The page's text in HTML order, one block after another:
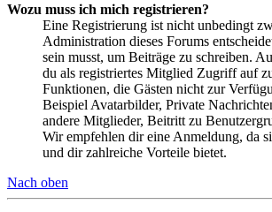
Wozu muss ich mich registrieren?
Eine Registrierung ist nicht unbedingt
Administration dieses Forums
sein musst, um Beiträge zu schreiben.
du als registriertes Mitglied Zugriff auf
Funktionen, die Gästen nicht zur
Beispiel Avatarbilder, Private
andere Mitglieder, Beitritt zu
Wir empfehlen dir eine Anmeldung, da
und dir zahlreiche Vorteile bietet.
Nach oben